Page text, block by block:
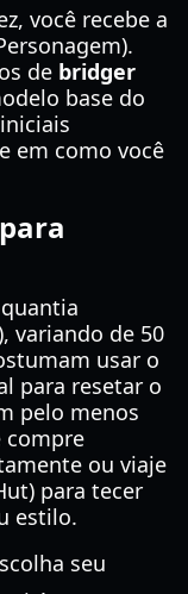
você recebe a
de bridger
base do
em como você
variando de 50
usar o
para resetar o
pelo menos
compre
ou viaje
para tecer
estilo.
seu